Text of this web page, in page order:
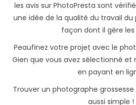
les avis sur PhotoPresta sont
une idée de la qualité du travail
façon dont il gère les
Peaufinez votre projet avec le
Gien que vous avez sélectionné
en payant en
Trouver un photographe grossesse
aussi simple !